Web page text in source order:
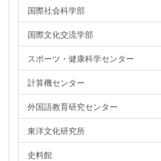
国際社会科学部
国際文化交流学部
スポーツ・健康科学センター
計算機センター
外国語教育研究センター
東洋文化研究所
史料館